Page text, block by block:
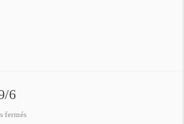
6
ferméssur